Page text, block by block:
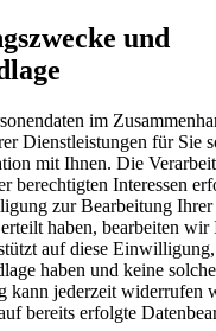
und
im
Dienstleistungen für Sie
mit Ihnen. Die
berechtigten Interessen
zur Bearbeitung Ihrer
haben, bearbeiten wir
auf diese
haben und keine
kann jederzeit widerrufen
bereits erfolgte